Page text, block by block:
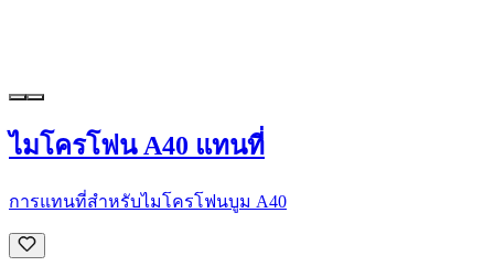
ไมโครโฟน A40 แทนที่
การแทนที่สำหรับไมโครโฟนบูม A40